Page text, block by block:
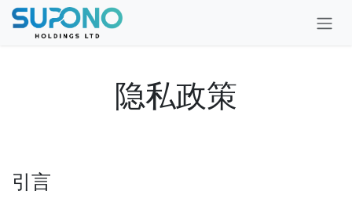
Se rendre au contenu
隐私政策
引言